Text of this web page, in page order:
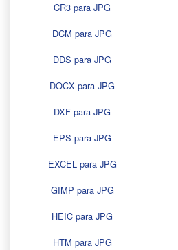
CR3 para JPG
DCM para JPG
DDS para JPG
DOCX para JPG
DXF para JPG
EPS para JPG
EXCEL para JPG
GIMP para JPG
HEIC para JPG
HTM para JPG